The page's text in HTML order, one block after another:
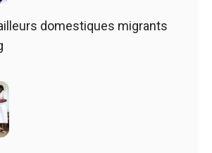
domestiques migrants